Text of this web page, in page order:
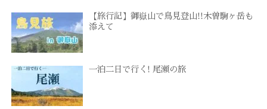
【旅行記】御嶽山で鳥見登山!!木曽駒ヶ岳も
添えて
一泊二日で行く! 尾瀬の旅